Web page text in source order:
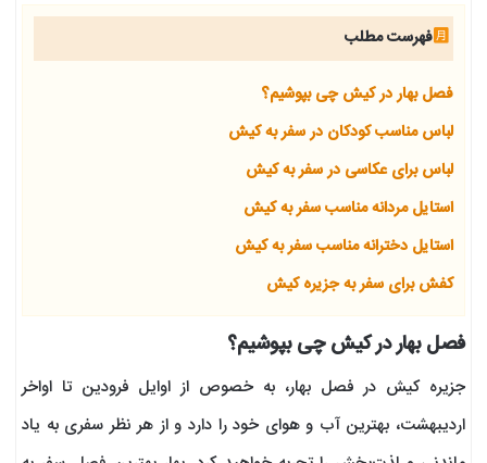
فهرست مطلب
فصل بهار در کیش چی بپوشیم؟
لباس مناسب کودکان در سفر به کیش
لباس برای عکاسی در سفر به کیش
استایل مردانه مناسب سفر به کیش
استایل دخترانه مناسب سفر به کیش
کفش برای سفر به جزیره کیش
فصل بهار در کیش چی بپوشیم؟
جزیره کیش در فصل بهار، به خصوص از اوایل فرودین تا اواخر
اردیبهشت، بهترین آب و هوای خود را دارد و از هر نظر سفری به یاد